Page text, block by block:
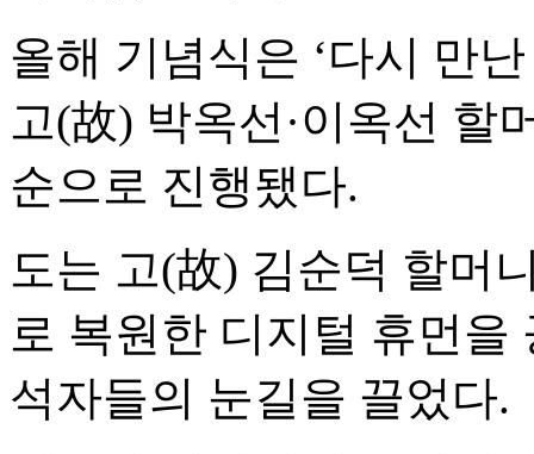
올해 기념식은 ‘다시 만
고(故) 박옥선·이옥선 할
순으로 진행됐다.
도는 고(故) 김순덕 할머
로 복원한 디지털 휴먼을
석자들의 눈길을 끌었다.